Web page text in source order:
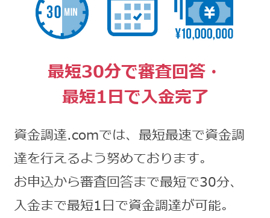
最短30分で審査回答・
最短1日で入金完了
資金調達.comでは、最短最速で資金調
達を行えるよう努めております。
お申込から審査回答まで最短で30分、
入金まで最短1日で資金調達が可能。